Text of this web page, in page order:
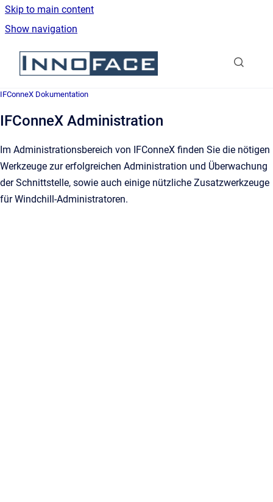
Skip to main content
Show navigation
Go to homepage
IFConneX Dokumentation
IFConneX Administration
Im Administrationsbereich von IFConneX finden Sie die nötigen
Werkzeuge zur erfolgreichen Administration und Überwachung
der Schnittstelle, sowie auch einige nützliche Zusatzwerkzeuge
für Windchill-Administratoren.